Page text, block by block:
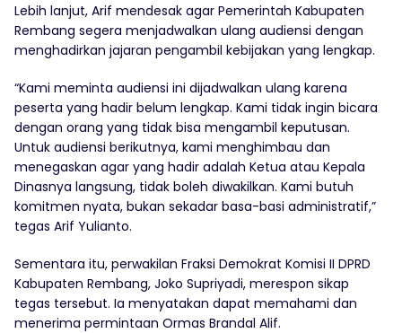
Lebih lanjut, Arif mendesak agar Pemerintah Kabupaten
Rembang segera menjadwalkan ulang audiensi dengan
menghadirkan jajaran pengambil kebijakan yang lengkap.
“Kami meminta audiensi ini dijadwalkan ulang karena
peserta yang hadir belum lengkap. Kami tidak ingin bicara
dengan orang yang tidak bisa mengambil keputusan.
Untuk audiensi berikutnya, kami menghimbau dan
menegaskan agar yang hadir adalah Ketua atau Kepala
Dinasnya langsung, tidak boleh diwakilkan. Kami butuh
komitmen nyata, bukan sekadar basa-basi administratif,”
tegas Arif Yulianto.
Sementara itu, perwakilan Fraksi Demokrat Komisi II DPRD
Kabupaten Rembang, Joko Supriyadi, merespon sikap
tegas tersebut. Ia menyatakan dapat memahami dan
menerima permintaan Ormas Brandal Alif.